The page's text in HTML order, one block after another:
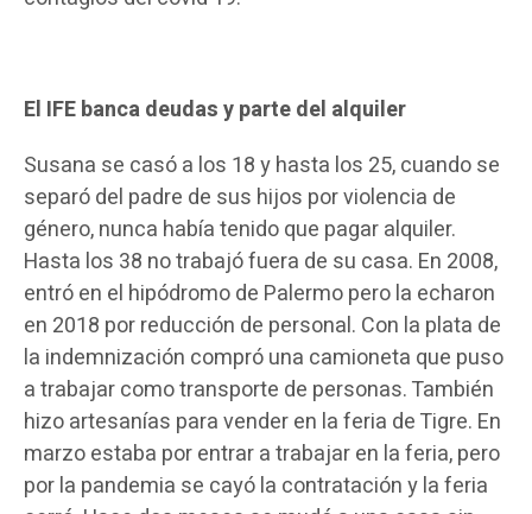
El IFE banca deudas y parte del alquiler
Susana se casó a los 18 y hasta los 25, cuando se
separó del padre de sus hijos por violencia de
género, nunca había tenido que pagar alquiler.
Hasta los 38 no trabajó fuera de su casa. En 2008,
entró en el hipódromo de Palermo pero la echaron
en 2018 por reducción de personal. Con la plata de
la indemnización compró una camioneta que puso
a trabajar como transporte de personas. También
hizo artesanías para vender en la feria de Tigre. En
marzo estaba por entrar a trabajar en la feria, pero
por la pandemia se cayó la contratación y la feria